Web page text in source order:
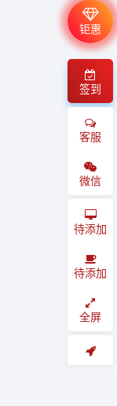
钜惠
签到
客服
微信
待添加
待添加
全屏